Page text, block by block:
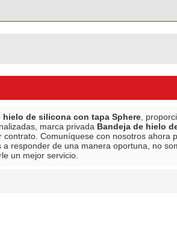
hielo de silicona con tapa Sphere ,
marca privada Bandeja de hielo
contrato. Comuníquese con nosotros ahora
a responder de una manera oportuna, no
un mejor servicio.